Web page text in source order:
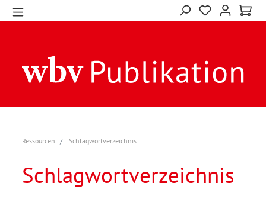
Ressourcen Schlagwortverzeichnis
Schlagwortverzeichnis